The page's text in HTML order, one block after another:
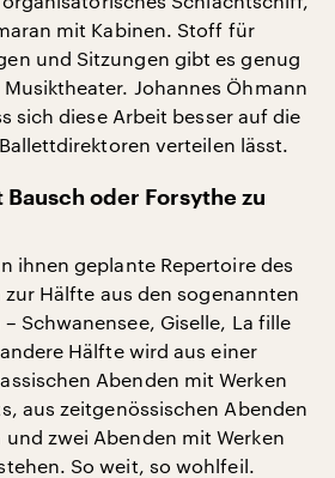
mit Kabinen. Stoff für
und Sitzungen gibt es genug
Johannes Öhmann
sich diese Arbeit besser auf die
verteilen lässt.
oder Forsythe zu
ihnen geplante Repertoire des
Hälfte aus den sogenannten
Schwanensee, Giselle, La fille
Hälfte wird aus einer
Abenden mit Werken
aus zeitgenössischen Abenden
zwei Abenden mit Werken
So weit, so wohlfeil.